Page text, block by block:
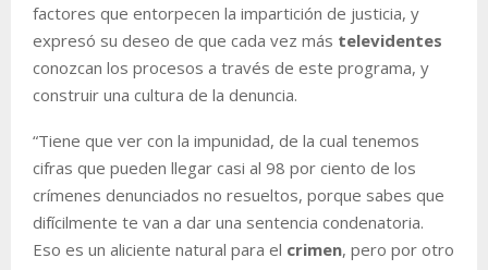
factores que entorpecen la impartición de justicia, y
expresó su deseo de que cada vez más televidentes
conozcan los procesos a través de este programa, y
construir una cultura de la denuncia.
“Tiene que ver con la impunidad, de la cual tenemos
cifras que pueden llegar casi al 98 por ciento de los
crímenes denunciados no resueltos, porque sabes que
difícilmente te van a dar una sentencia condenatoria.
Eso es un aliciente natural para el crimen, pero por otro